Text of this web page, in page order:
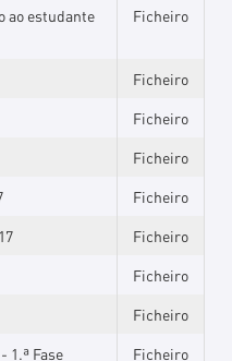
ao estudante
Ficheiro
Ficheiro
Ficheiro
Ficheiro
Ficheiro
Ficheiro
Ficheiro
Ficheiro
1.ª Fase
Ficheiro